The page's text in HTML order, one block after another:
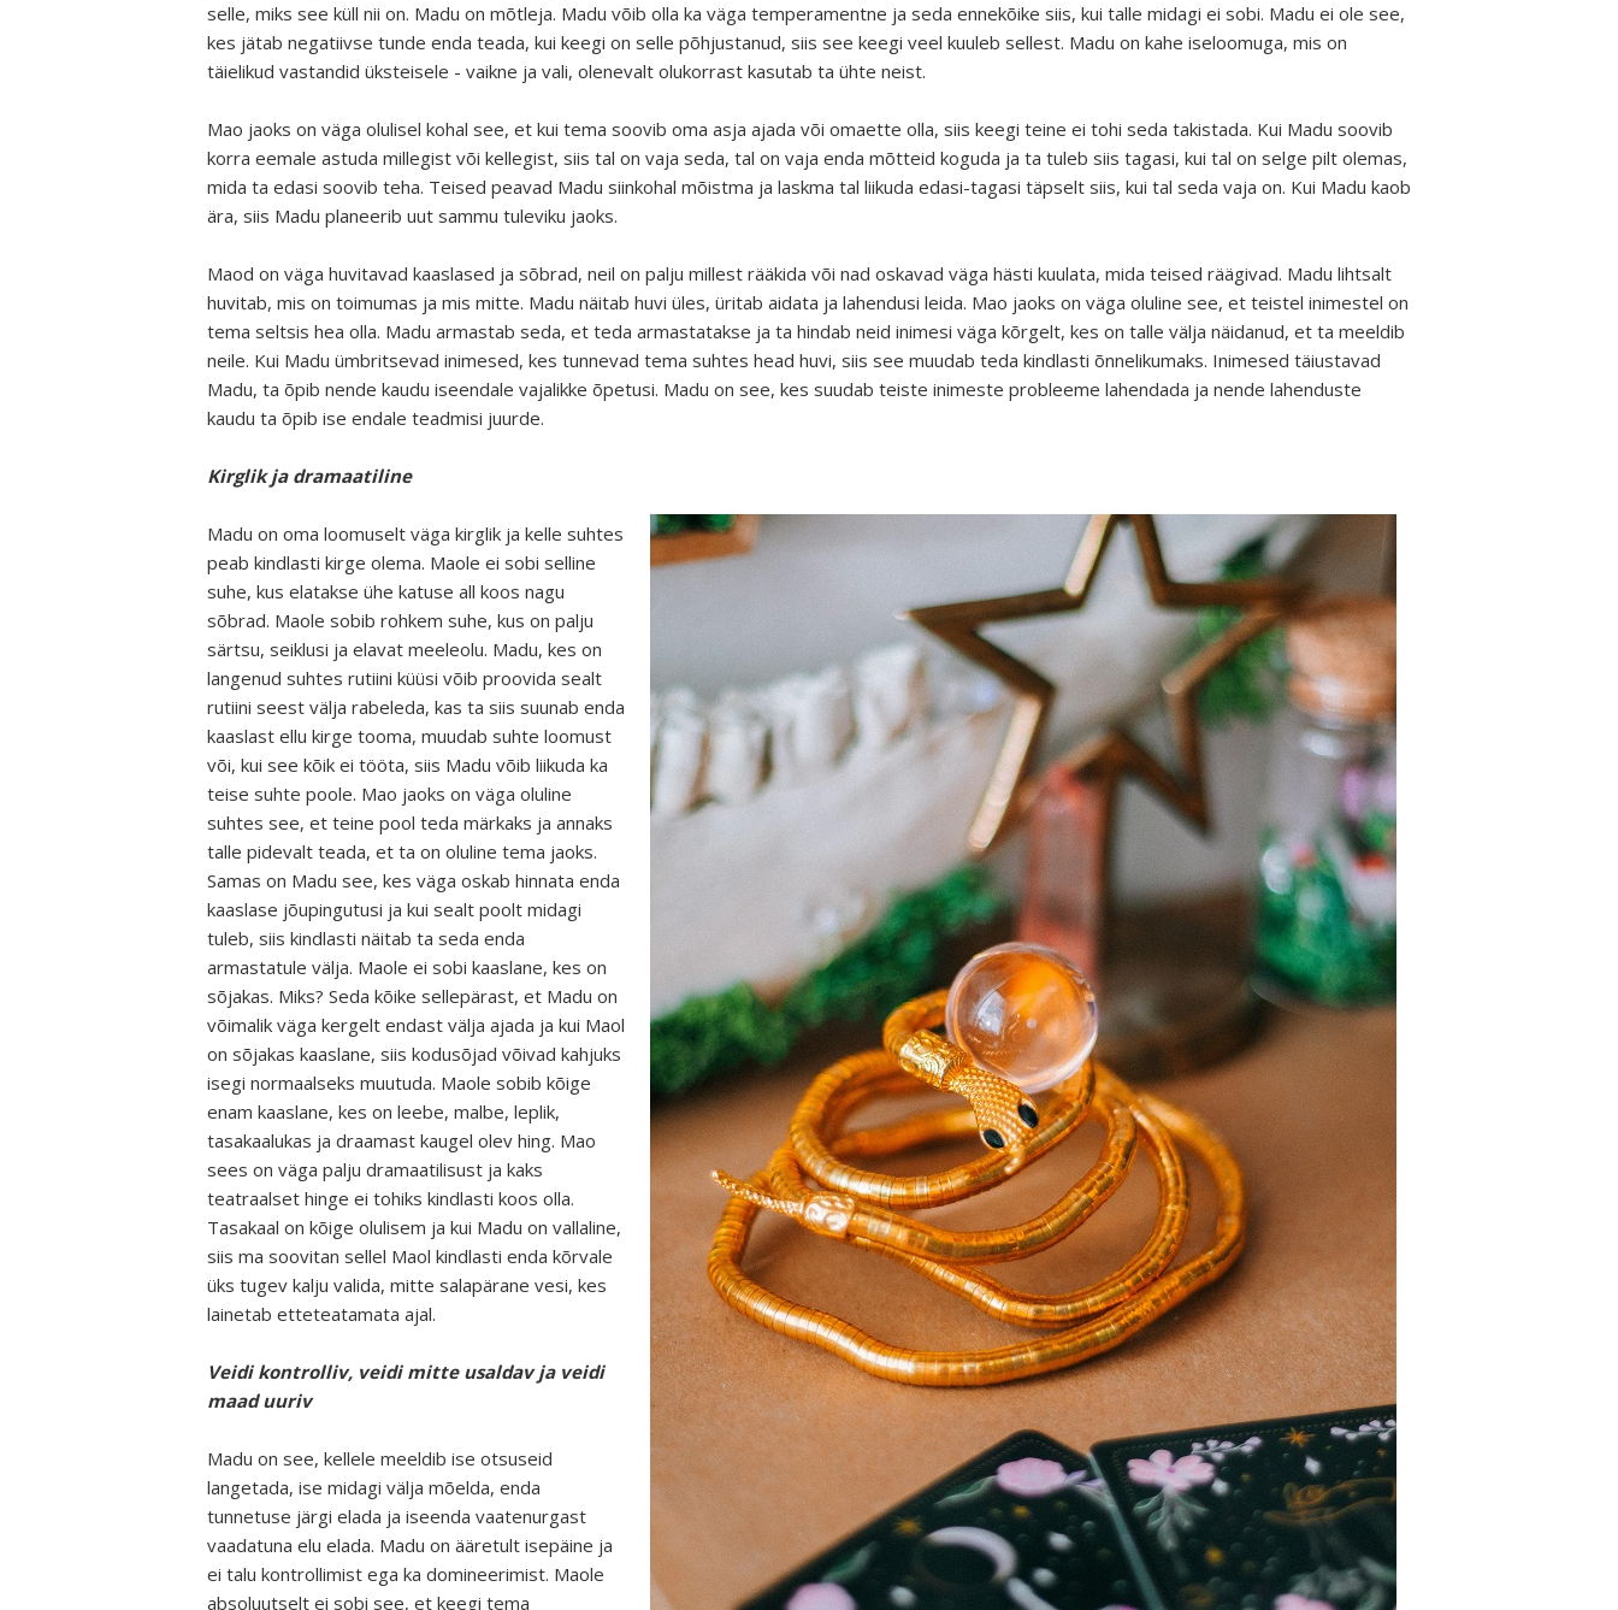
selle, miks see küll nii on. Madu on mõtleja. Madu võib olla ka väga temperamentne ja seda ennekõike siis, kui talle midagi ei sobi. Madu ei ole see,
kes jätab negatiivse tunde enda teada, kui keegi on selle põhjustanud, siis see keegi veel kuuleb sellest. Madu on kahe iseloomuga, mis on
täielikud vastandid üksteisele - vaikne ja vali, olenevalt olukorrast kasutab ta ühte neist.
Mao jaoks on väga olulisel kohal see, et kui tema soovib oma asja ajada või omaette olla, siis keegi teine ei tohi seda takistada. Kui Madu soovib
korra eemale astuda millegist või kellegist, siis tal on vaja seda, tal on vaja enda mõtteid koguda ja ta tuleb siis tagasi, kui tal on selge pilt olemas,
mida ta edasi soovib teha. Teised peavad Madu siinkohal mõistma ja laskma tal liikuda edasi-tagasi täpselt siis, kui tal seda vaja on. Kui Madu kaob
ära, siis Madu planeerib uut sammu tuleviku jaoks.
Maod on väga huvitavad kaaslased ja sõbrad, neil on palju millest rääkida või nad oskavad väga hästi kuulata, mida teised räägivad. Madu lihtsalt
huvitab, mis on toimumas ja mis mitte. Madu näitab huvi üles, üritab aidata ja lahendusi leida. Mao jaoks on väga oluline see, et teistel inimestel on
tema seltsis hea olla. Madu armastab seda, et teda armastatakse ja ta hindab neid inimesi väga kõrgelt, kes on talle välja näidanud, et ta meeldib
neile. Kui Madu ümbritsevad inimesed, kes tunnevad tema suhtes head huvi, siis see muudab teda kindlasti õnnelikumaks. Inimesed täiustavad
Madu, ta õpib nende kaudu iseendale vajalikke õpetusi. Madu on see, kes suudab teiste inimeste probleeme lahendada ja nende lahenduste
kaudu ta õpib ise endale teadmisi juurde.
Kirglik ja dramaatiline
Madu on oma loomuselt väga kirglik ja kelle suhtes
peab kindlasti kirge olema. Maole ei sobi selline
suhe, kus elatakse ühe katuse all koos nagu
sõbrad. Maole sobib rohkem suhe, kus on palju
särtsu, seiklusi ja elavat meeleolu. Madu, kes on
langenud suhtes rutiini küüsi võib proovida sealt
rutiini seest välja rabeleda, kas ta siis suunab enda
kaaslast ellu kirge tooma, muudab suhte loomust
või, kui see kõik ei tööta, siis Madu võib liikuda ka
teise suhte poole. Mao jaoks on väga oluline
suhtes see, et teine pool teda märkaks ja annaks
talle pidevalt teada, et ta on oluline tema jaoks.
Samas on Madu see, kes väga oskab hinnata enda
kaaslase jõupingutusi ja kui sealt poolt midagi
tuleb, siis kindlasti näitab ta seda enda
armastatule välja. Maole ei sobi kaaslane, kes on
sõjakas. Miks? Seda kõike sellepärast, et Madu on
võimalik väga kergelt endast välja ajada ja kui Maol
on sõjakas kaaslane, siis kodusõjad võivad kahjuks
isegi normaalseks muutuda. Maole sobib kõige
enam kaaslane, kes on leebe, malbe, leplik,
tasakaalukas ja draamast kaugel olev hing. Mao
sees on väga palju dramaatilisust ja kaks
teatraalset hinge ei tohiks kindlasti koos olla.
Tasakaal on kõige olulisem ja kui Madu on vallaline,
siis ma soovitan sellel Maol kindlasti enda kõrvale
üks tugev kalju valida, mitte salapärane vesi, kes
lainetab etteteatamata ajal.
Veidi kontrolliv, veidi mitte usaldav ja veidi
maad uuriv
Madu on see, kellele meeldib ise otsuseid
langetada, ise midagi välja mõelda, enda
tunnetuse järgi elada ja iseenda vaatenurgast
vaadatuna elu elada. Madu on ääretult isepäine ja
ei talu kontrollimist ega ka domineerimist. Maole
absoluutselt ei sobi see, et keegi tema